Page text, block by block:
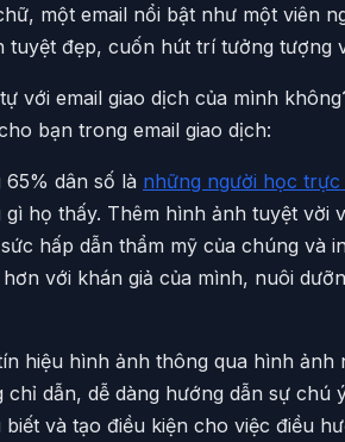
một email nổi bật như một viên
đẹp, cuốn hút trí tưởng tượng
với email giao dịch của mình
bạn trong email giao dịch:
65% dân số là những người học trực
họ thấy. Thêm hình ảnh tuyệt vời
hấp dẫn thẩm mỹ của chúng và
với khán giả của mình, nuôi
hiệu hình ảnh thông qua hình ảnh
dẫn, dễ dàng hướng dẫn sự chú
và tạo điều kiện cho việc điều